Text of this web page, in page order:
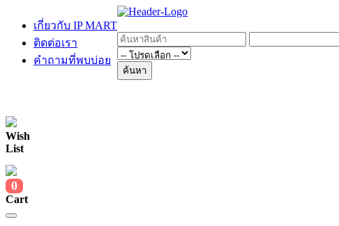
เกี่ยวกับ IP MART
ติดต่อเรา
คำถามที่พบบ่อย
ค้นหา
Wish
List
0
Cart